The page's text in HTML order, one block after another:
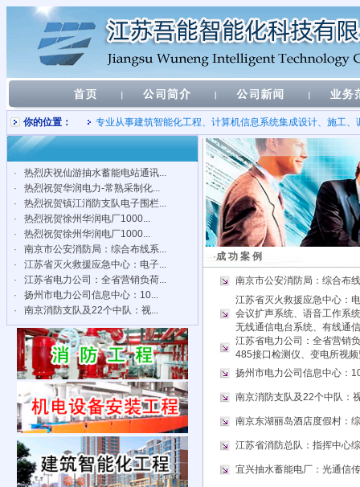
你的位置： 专业从事建筑智能化工程、计算机信息系统集成设计、施工
· 热烈庆祝仙游抽水蓄能电站通讯...
· 热烈祝贺华润电力-常熟采制化...
· 热烈祝贺镇江消防支队电子围栏...
· 热烈祝贺徐州华润电厂1000...
· 热烈祝贺徐州华润电厂1000...
· 南京市公安消防局：综合布线系...
· 江苏省灭火救援应急中心：电子...
· 江苏省电力公司：全省营销负荷...
· 扬州市电力公司信息中心：10...
· 南京消防支队及22个中队：视...
·成 功 案 例
南京市公安消防局：综合布
江苏省灭火救援应急中心：
会议扩声系统、语音工作系
无线通信电台系统、有线通
江苏省电力公司：全省营销
485接口检测仪、变电所视
扬州市电力公司信息中心：
南京消防支队及22个中队：
南京东湖丽岛酒店度假村：
江苏省消防总队：指挥中心
宜兴抽水蓄能电厂：光通信